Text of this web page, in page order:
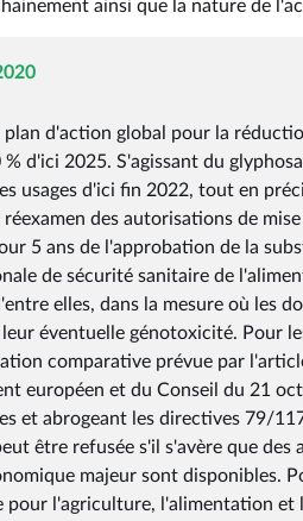
ainsi que la nature de
plan d'action global pour la
d'ici 2025. S'agissant du
usages d'ici fin 2022, tout en
des autorisations de
5 ans de l'approbation de la
de sécurité sanitaire de
elles, dans la mesure où les
éventuelle génotoxicité. Pour
comparative prévue par
européen et du Conseil du 21
et abrogeant les directives 79/
être refusée s'il s'avère que
majeur sont disponibles.
l'agriculture, l'alimentation et